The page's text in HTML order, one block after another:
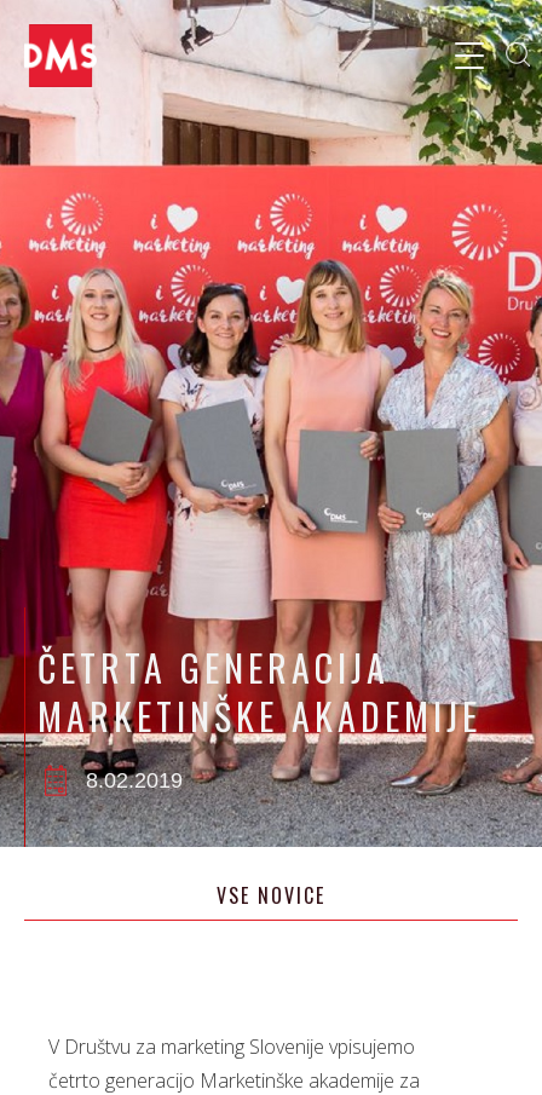
ČETRTA GENERACIJA
MARKETINŠKE AKADEMIJE
8.02.2019
VSE NOVICE
V Društvu za marketing Slovenije vpisujemo
četrto generacijo Marketinške akademije za